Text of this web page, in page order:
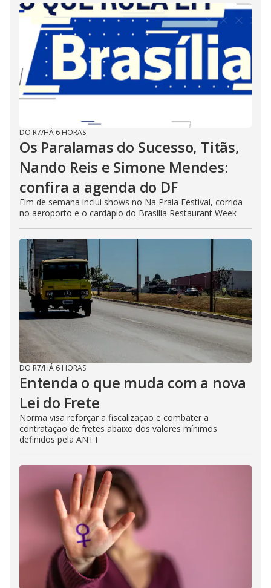
DO R7/HÁ 6 HORAS
Os Paralamas do Sucesso, Titãs,
Nando Reis e Simone Mendes:
confira a agenda do DF
Fim de semana inclui shows no Na Praia Festival, corrida
no aeroporto e o cardápio do Brasília Restaurant Week
DO R7/HÁ 6 HORAS
Entenda o que muda com a nova
Lei do Frete
Norma visa reforçar a fiscalização e combater a
contratação de fretes abaixo dos valores mínimos
definidos pela ANTT